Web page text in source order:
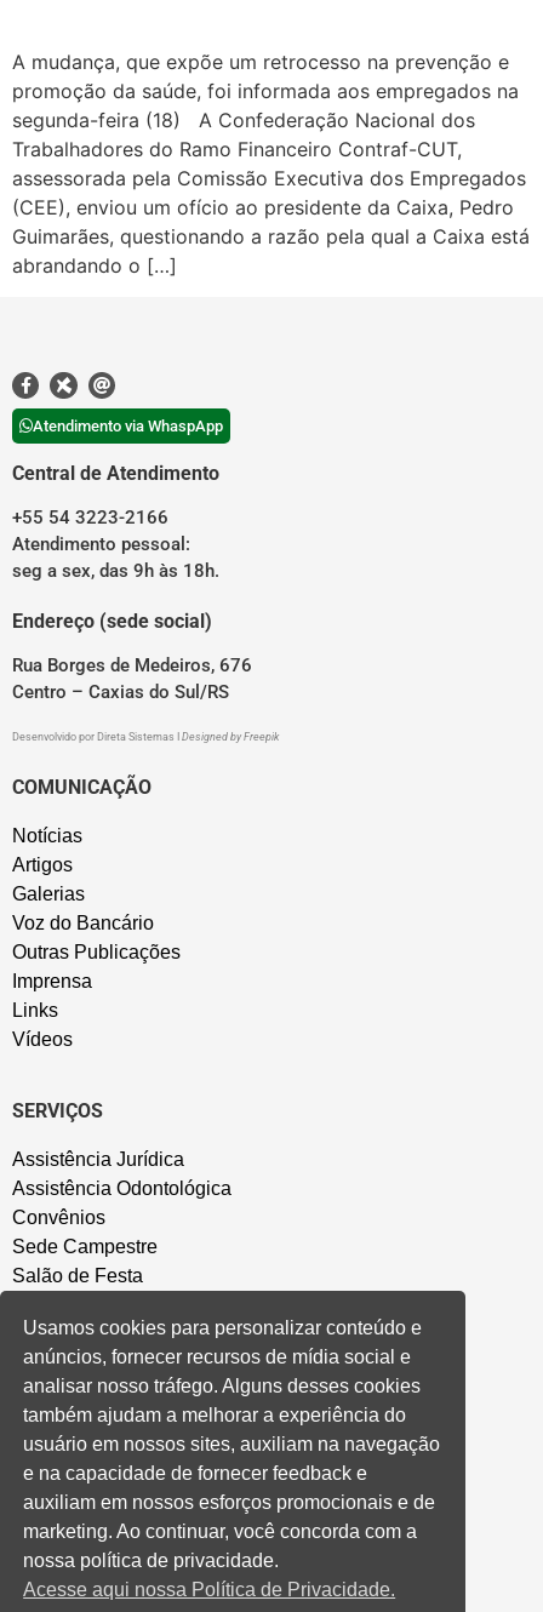
A mudança, que expõe um retrocesso na prevenção e
promoção da saúde, foi informada aos empregados na
segunda-feira (18) A Confederação Nacional dos
Trabalhadores do Ramo Financeiro Contraf-CUT,
assessorada pela Comissão Executiva dos Empregados
(CEE), enviou um ofício ao presidente da Caixa, Pedro
Guimarães, questionando a razão pela qual a Caixa está
abrandando o […]
Atendimento via WhaspApp
Central de Atendimento
+55 54 3223-2166
Atendimento pessoal:
seg a sex, das 9h às 18h.
Endereço (sede social)
Rua Borges de Medeiros, 676
Centro – Caxias do Sul/RS
Desenvolvido por Direta Sistemas Designed by Freepik
COMUNICAÇÃO
Notícias
Artigos
Galerias
Voz do Bancário
Outras Publicações
Imprensa
Links
Vídeos
SERVIÇOS
Assistência Jurídica
Assistência Odontológica
Convênios
Sede Campestre
Salão de Festa
CONVENÇÃO COLETIVA E ACORDOS
Convenções Coletivas
Banco do Brasil
Caixa Econômica Federal
Banrisul
Privados
Aditivos RS
Cooperativas e Financeiras
Usamos cookies para personalizar conteúdo e
anúncios, fornecer recursos de mídia social e
analisar nosso tráfego. Alguns desses cookies
também ajudam a melhorar a experiência do
usuário em nossos sites, auxiliam na navegação
e na capacidade de fornecer feedback e
auxiliam em nossos esforços promocionais e de
marketing. Ao continuar, você concorda com a
nossa política de privacidade.
Acesse aqui nossa Política de Privacidade.